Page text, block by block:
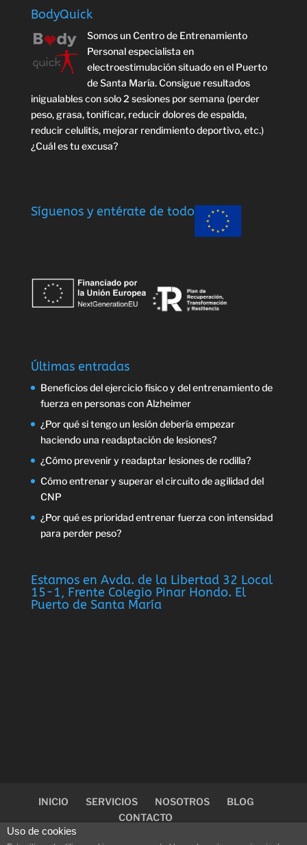
BodyQuick
Somos un Centro de Entrenamiento
Personal especialista en
electroestimulación situado en el Puerto
de Santa María. Consigue resultados
inigualables con solo 2 sesiones por semana (perder
peso, grasa, tonificar, reducir dolores de espalda,
reducir celulitis, mejorar rendimiento deportivo, etc.)
¿Cuál es tu excusa?
Síguenos y entérate de todo
Últimas entradas
Beneficios del ejercicio físico y del entrenamiento de
fuerza en personas con Alzheimer
¿Por qué si tengo un lesión debería empezar
haciendo una readaptación de lesiones?
¿Cómo prevenir y readaptar lesiones de rodilla?
Cómo entrenar y superar el circuito de agilidad del
CNP
¿Por qué es prioridad entrenar fuerza con intensidad
para perder peso?
Estamos en Avda. de la Libertad 32 Local
15-1, Frente Colegio Pinar Hondo. El
Puerto de Santa María
INICIO SERVICIOS NOSOTROS
BLOG
CONTACTO
Uso de cookies